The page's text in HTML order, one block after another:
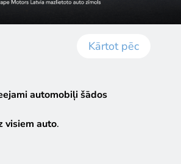
Kārtot pēc
automobiļi šādos
visiem auto.